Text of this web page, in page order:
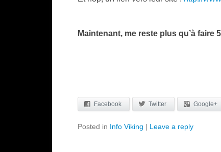
Maintenant, me reste plus qu’à
Facebook Twitter Google+
Posted in Info Viking | Leave a reply